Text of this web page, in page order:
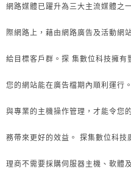
網路媒體已躍升為三大主流媒體之
際網路上，藉由網路廣告及活動網
給目標客戶群。探 集數位科技擁有
您的網站能在廣告檔期內順利運行
與專業的主機操作管理，才能令您的
務帶來更好的效益。 探集數位科技
理商不需要採購伺服器主機、軟體